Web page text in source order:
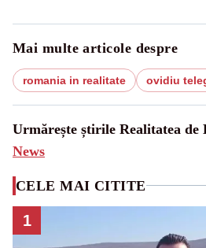
Mai multe articole despre
romania in realitate ovidiu
Urmărește știrile Realitatea de
News
CELE MAI CITITE
1